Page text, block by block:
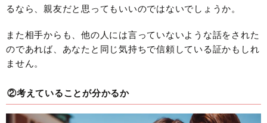
るなら、親友だと思ってもいいのではないでしょうか。
また相手からも、他の人には言っていないような話をされた
のであれば、あなたと同じ気持ちで信頼している証かもしれ
ません。
②考えていることが分かるか